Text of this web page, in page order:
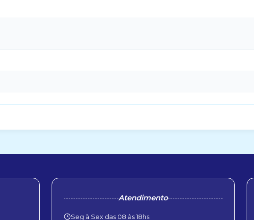
Atendimento
Seg à Sex das 08 às 18hs